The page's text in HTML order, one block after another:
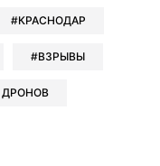
КРАСНОДАР
ВЗРЫВЫ
ДРОНОВ